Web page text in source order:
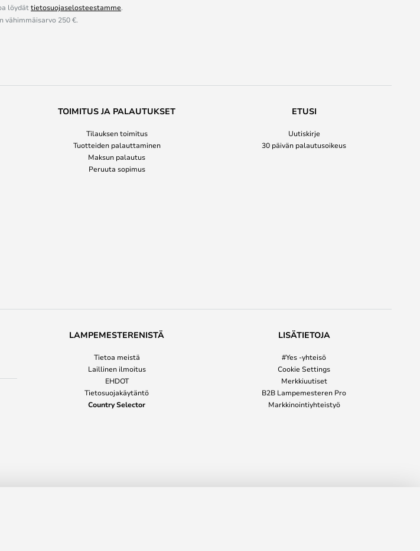
löydättietosuojaselosteestamme.
vähimmäisarvo 250 €.
TOIMITUS JA PALAUTUKSET
Tilauksen toimitus
Tuotteiden palauttaminen
Maksun palautus
Peruuta sopimus
ETUSI
Uutiskirje
30 päivän palautusoikeus
LAMPEMESTERENISTÄ
Tietoa meistä
Laillinen ilmoitus
EHDOT
Tietosuojakäytäntö
Country Selector
LISÄTIETOJA
#Yes -yhteisö
Cookie Settings
Merkkiuutiset
B2B Lampemesteren Pro
Markkinointiyhteistyö